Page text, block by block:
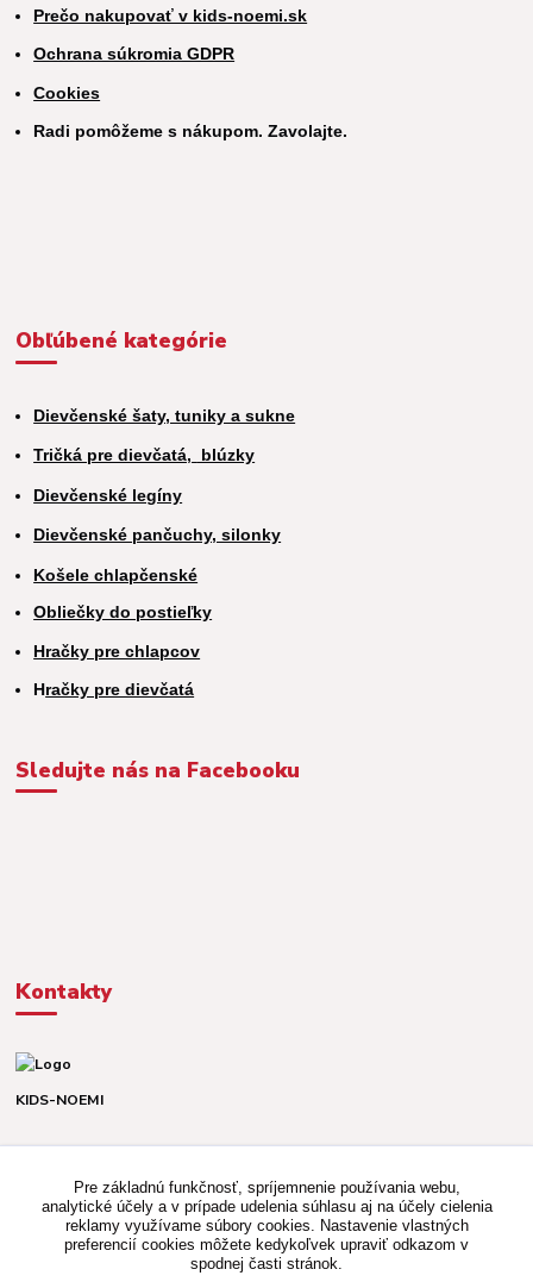
Prečo nakupovať v kids-noemi.sk
Ochrana súkromia GDPR
Cookies
Radi pomôžeme s nákupom. Zavolajte.
Obľúbené kategórie
Dievčenské šaty, tuniky a sukne
Tričká pre dievčatá, blúzky
Dievčenské legíny
Dievčenské pančuchy, silonky
Košele chlapčenské
Obliečky do postieľky
Hračky pre chlapcov
Hračky pre dievčatá
Sledujte nás na Facebooku
Kontakty
KIDS-NOEMI
(Po-Pia, 8-16 hod.)
kidsnoemi.shop@gmail.com
Pre základnú funkčnosť, spríjemnenie používania webu,
analytické účely a v prípade udelenia súhlasu aj na účely cielenia
reklamy využívame súbory cookies. Nastavenie vlastných
preferencií cookies môžete kedykoľvek upraviť odkazom v
spodnej časti stránok.